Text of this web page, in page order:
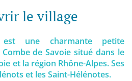
le village
est une charmante petite
de Savoie situé dans le
et la région Rhône-Alpes. Ses
et les Saint-Hélénotes.